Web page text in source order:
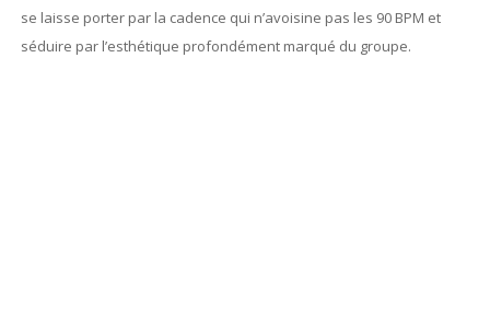
se laisse porter par la cadence qui n’avoisine pas les 90 BPM et
séduire par l’esthétique profondément marqué du groupe.